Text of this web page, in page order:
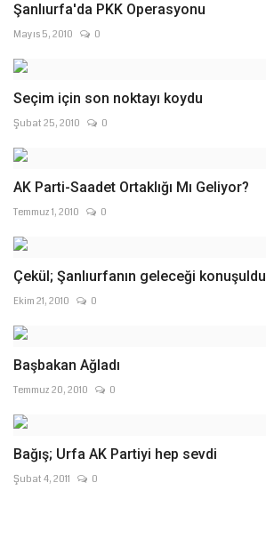
Şanlıurfa'da PKK Operasyonu
Mayıs 5, 2010 0
Seçim için son noktayı koydu
Şubat 25, 2010 0
AK Parti-Saadet Ortaklığı Mı Geliyor?
Temmuz 1, 2010 0
Çekül; Şanlıurfanın geleceği konuşuldu
Ekim 21, 2010 0
Başbakan Ağladı
Temmuz 20, 2010 0
Bağış; Urfa AK Partiyi hep sevdi
Şubat 4, 2011 0